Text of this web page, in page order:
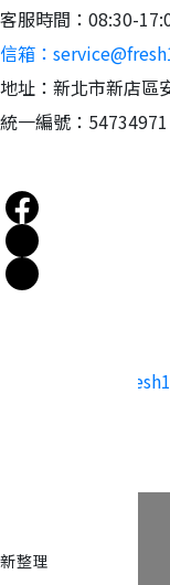
客服時間：08:30-
信箱：
地址：新北市新店區
統一編號：54734971
整理